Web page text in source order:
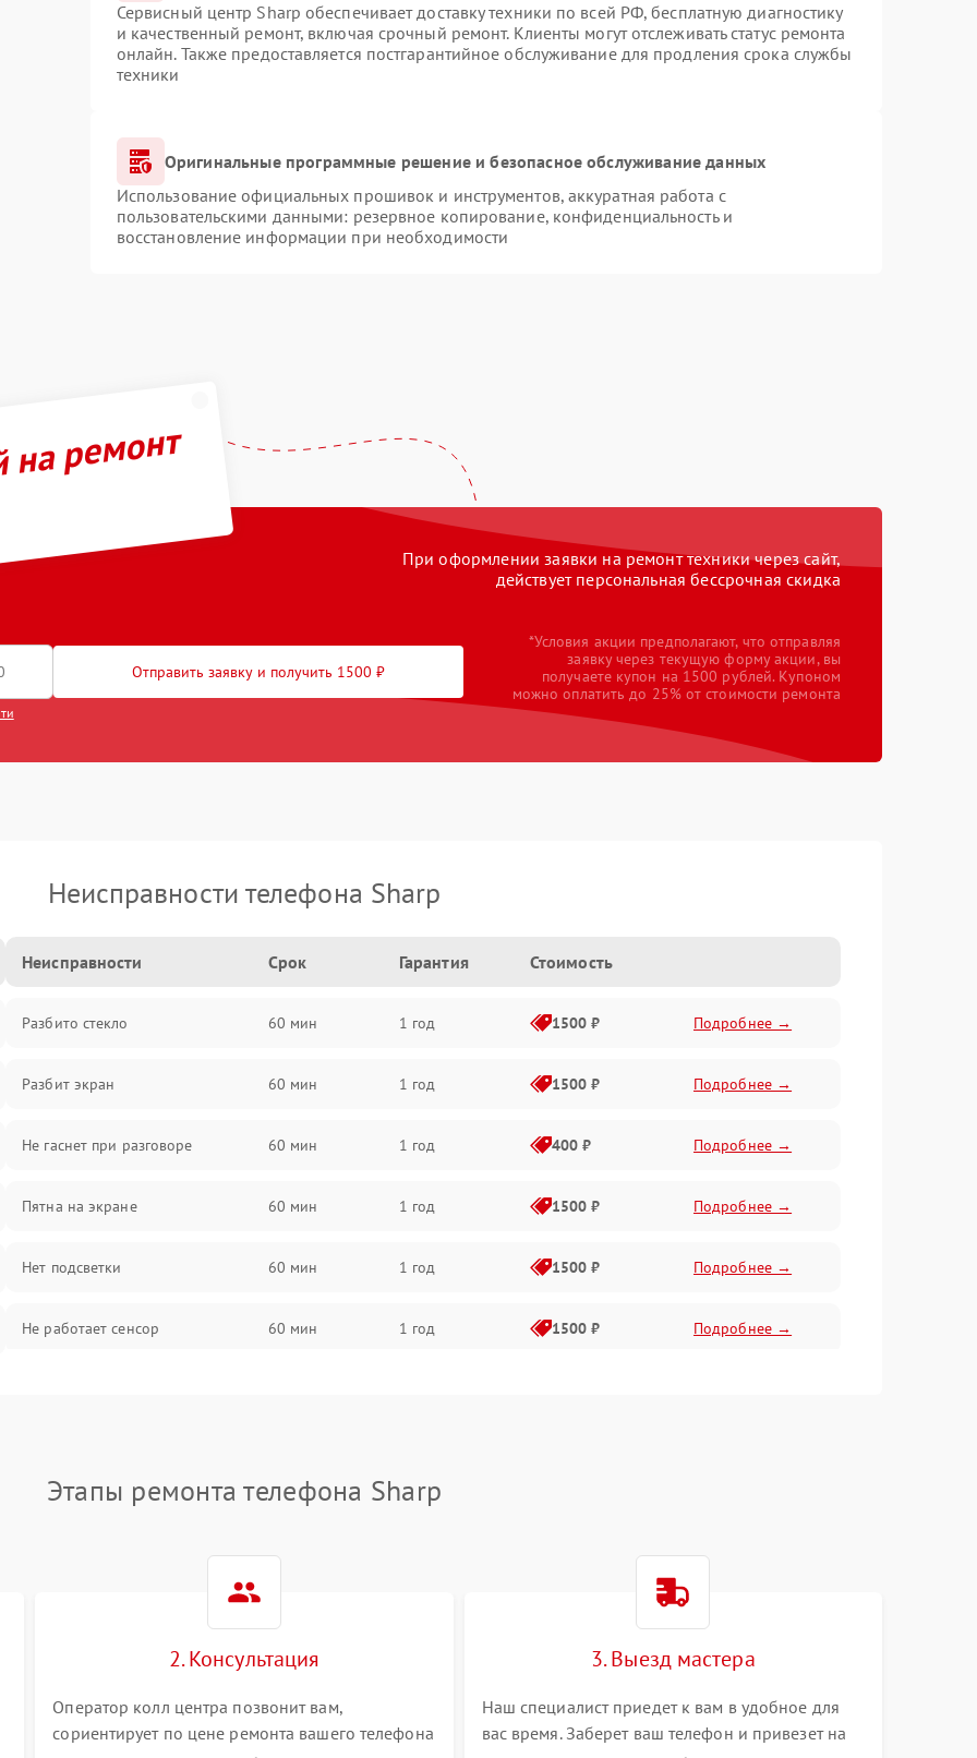
Сервисный центр Sharp обеспечивает доставку техники по всей РФ, бесплатную диагностику
и качественный ремонт, включая срочный ремонт. Клиенты могут отслеживать статус ремонта
онлайн. Также предоставляется постгарантийное обслуживание для продления срока службы
техники
Оригинальные программные решение и безопасное обслуживание данных
Использование официальных прошивок и инструментов, аккуратная работа с
пользовательскими данными: резервное копирование, конфиденциальность и
восстановление информации при необходимости
ремонт
При оформлении заявки на ремонт техники через сайт,
действует персональная бессрочная скидка
Отправить заявку и получить 1500 ₽
*Условия акции предполагают, что отправляя
заявку через текущую форму акции, вы
получаете купон на 1500 рублей. Купоном
можно оплатить до 25% от стоимости ремонта
Неисправности телефона Sharp
Неисправности Срок Гарантия Стоимость
Разбито стекло 60 мин 1 год 1500 ₽ Подробнее →
Разбит экран 60 мин 1 год 1500 ₽ Подробнее →
Не гаснет при разговоре 60 мин 1 год 400 ₽ Подробнее →
Пятна на экране 60 мин 1 год 1500 ₽ Подробнее →
Нет подсветки 60 мин 1 год 1500 ₽ Подробнее →
Не работает сенсор 60 мин 1 год 1500 ₽ Подробнее →
Не работает Face ID 60 мин 1 год
Этапы ремонта телефона Sharp
2. Консультация
Оператор колл центра позвонит вам,
сориентирует по цене ремонта вашего телефона
3. Выезд мастера
Наш специалист приедет к вам в удобное для
вас время. Заберет ваш телефон и привезет на